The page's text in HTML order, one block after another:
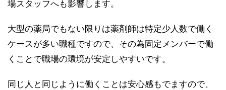
場スタッフへも影響します。
大型の薬局でもない限りは薬剤師は特定少人数で働く
ケースが多い職種ですので、その為固定メンバーで働
くことで職場の環境が安定しやすいです。
同じ人と同じように働くことは安心感もでますので、